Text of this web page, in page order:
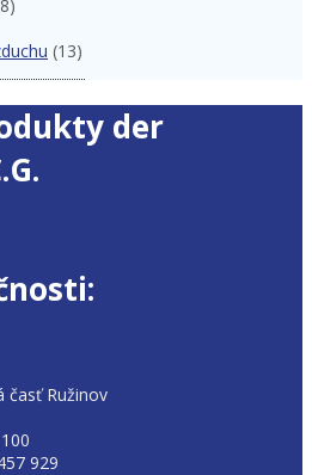
(13)
der
časť Ružinov
929